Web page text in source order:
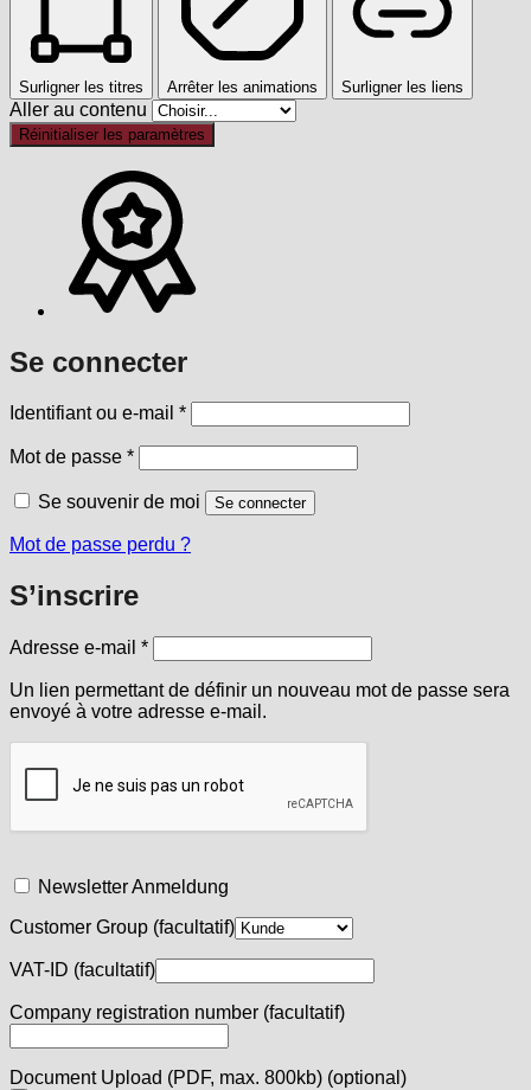
Surligner les titres Arrêter les animations Surligner les liens
Aller au contenu
Réinitialiser les paramètres
Se connecter
Identifiant ou e-mail *Obligatoire
Mot de passe *Obligatoire
Se souvenir de moi Se connecter
Mot de passe perdu ?
S’inscrire
Adresse e-mail *Obligatoire
Un lien permettant de définir un nouveau mot de passe sera
envoyé à votre adresse e-mail.
Newsletter Anmeldung
Customer Group (facultatif)
VAT-ID (facultatif)
Company registration number (facultatif)
Document Upload (PDF, max. 800kb) (optional)